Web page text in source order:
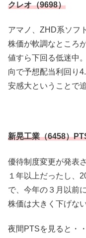
クレオ（9698）
アマノ、ZHD系ソフ
株価が軟調なところ
値すら下回る低迷中
向で予想配当利回り
安感大ということで
新晃工業（6458）
優待制度変更が発表
１年以上だったし、
で、今年の３月以前
株価は大きく下げな
夜間PTSを見ると・